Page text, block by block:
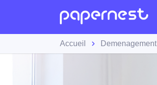
Accueil Demenagement